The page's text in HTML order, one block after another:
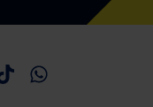
Twitter
auf Instagram
uns auf Youtube
Besucht uns auf
Besucht uns auf